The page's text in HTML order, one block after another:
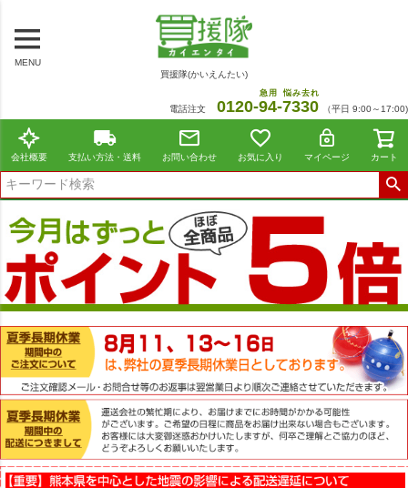
MENU
買援隊(かいえんたい)
電話注文 0120-94
急用
-7330
悩み去れ
（平日 9:00～17:00)
会社概要 支払い方法・送料 お問い合わせ お気に入り マイページ カート